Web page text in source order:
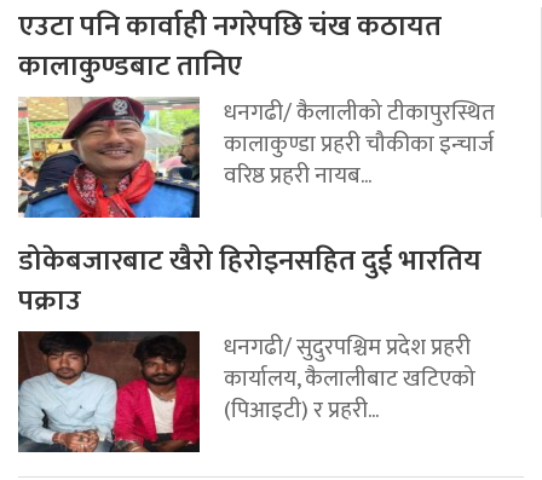
एउटा पनि कार्वाही नगरेपछि चंख कठायत
कालाकुण्डबाट तानिए
धनगढी/ कैलालीको टीकापुरस्थित
कालाकुण्डा प्रहरी चौकीका इन्चार्ज
वरिष्ठ प्रहरी नायब...
डोकेबजारबाट खैरो हिरोइनसहित दुई भारतिय
पक्राउ
धनगढी/ सुदुरपश्चिम प्रदेश प्रहरी
कार्यालय, कैलालीबाट खटिएको
(पिआइटी) र प्रहरी...